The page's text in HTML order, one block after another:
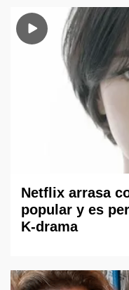
Netflix arrasa
popular y es
K-drama